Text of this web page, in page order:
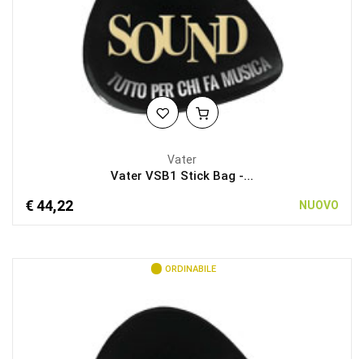
Vater
Vater VSB1 Stick Bag -...
€ 44,22 NUOVO
ORDINABILE